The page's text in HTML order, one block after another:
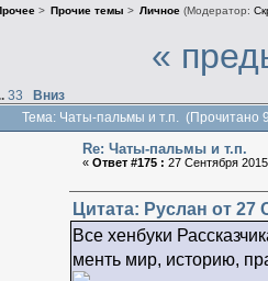
> Прочие темы > Личное(Модератор:
«
33 Вниз
Тема: Чаты-пальмы и т.п. (Прочитано
Re: Чаты-пальмы и т.п.
«Ответ #175 : 27 Сентября
Цитата: Руслан от 27
Все хенбуки
менть мир, историю,